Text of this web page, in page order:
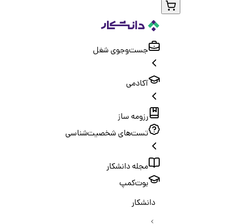
جست‌و‌جوی شغل
آکادمی
رزومه ساز
تست‌های شخصیت‌شناسی
مجله دانشکار
بوت‌کمپ
دانشکار